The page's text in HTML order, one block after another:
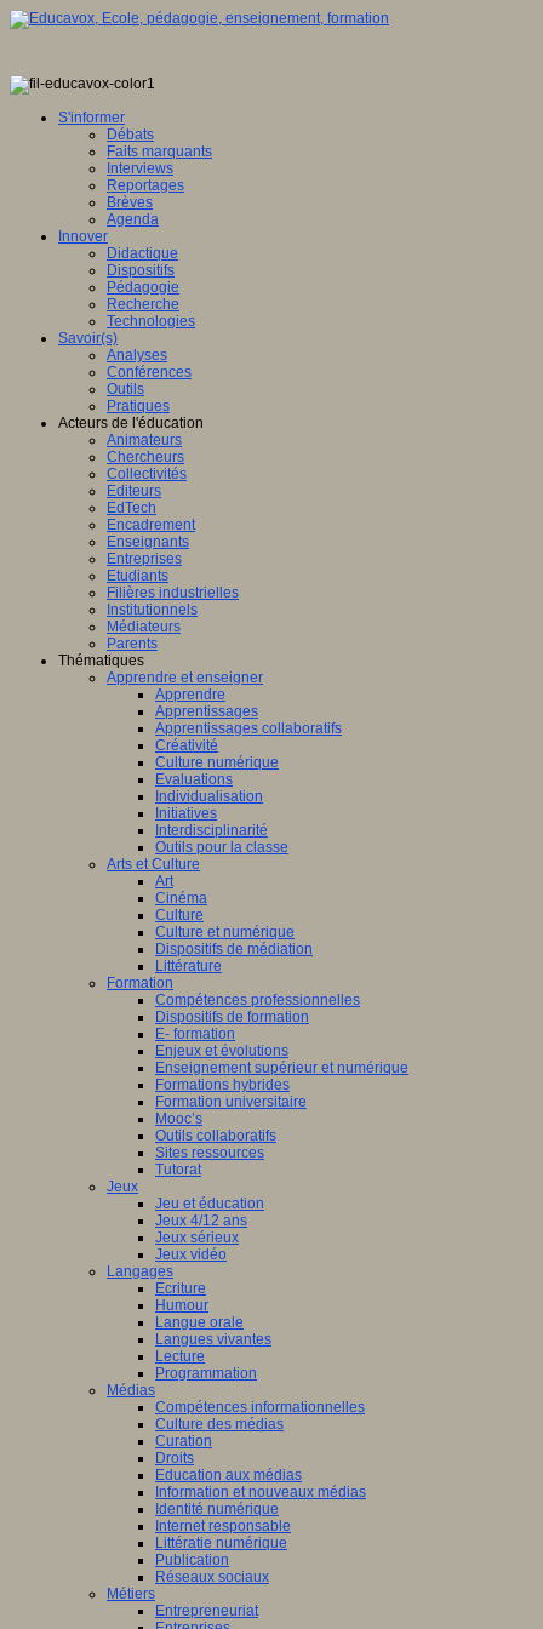
S'informer
Débats
Faits marquants
Interviews
Reportages
Brèves
Agenda
Innover
Didactique
Dispositifs
Pédagogie
Recherche
Technologies
Savoir(s)
Analyses
Conférences
Outils
Pratiques
Acteurs de l'éducation
Animateurs
Chercheurs
Collectivités
Editeurs
EdTech
Encadrement
Enseignants
Entreprises
Etudiants
Filières industrielles
Institutionnels
Médiateurs
Parents
Thématiques
Apprendre et enseigner
Apprendre
Apprentissages
Apprentissages collaboratifs
Créativité
Culture numérique
Evaluations
Individualisation
Initiatives
Interdisciplinarité
Outils pour la classe
Arts et Culture
Art
Cinéma
Culture
Culture et numérique
Dispositifs de médiation
Littérature
Formation
Compétences professionnelles
Dispositifs de formation
E- formation
Enjeux et évolutions
Enseignement supérieur et numérique
Formations hybrides
Formation universitaire
Mooc’s
Outils collaboratifs
Sites ressources
Tutorat
Jeux
Jeu et éducation
Jeux 4/12 ans
Jeux sérieux
Jeux vidéo
Langages
Ecriture
Humour
Langue orale
Langues vivantes
Lecture
Programmation
Médias
Compétences informationnelles
Culture des médias
Curation
Droits
Education aux médias
Information et nouveaux médias
Identité numérique
Internet responsable
Littératie numérique
Publication
Réseaux sociaux
Métiers
Entrepreneuriat